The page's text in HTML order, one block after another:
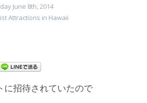
June 8th, 2014
Attractions in Hawaii
に招待されていたので